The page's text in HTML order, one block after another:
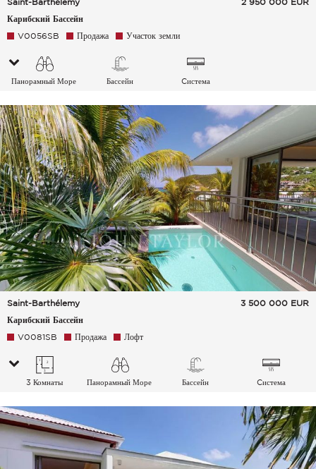
Saint-Barthélemy
Карибский Бассейн
2 950 000 EUR
V0056SB Продажа Участок земли
Панорамный Море Бассейн
Cистема
Saint-Barthélemy
Карибский Бассейн
3 500 000 EUR
V0081SB Продажа Лофт
3 Комнаты Панорамный Море Бассейн
Cистема
воздуха